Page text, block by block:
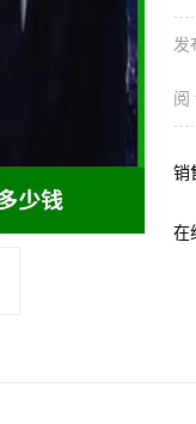
发
阅
销
在